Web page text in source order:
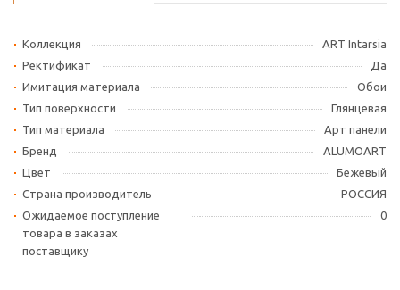
Коллекция
ART Intarsia
Ректификат
Да
Имитация материала
Обои
Тип поверхности
Глянцевая
Тип материала
Арт панели
Бренд
ALUMOART
Цвет
Бежевый
Страна производитель
РОССИЯ
Ожидаемое поступление
товара в заказах
поставщику
0